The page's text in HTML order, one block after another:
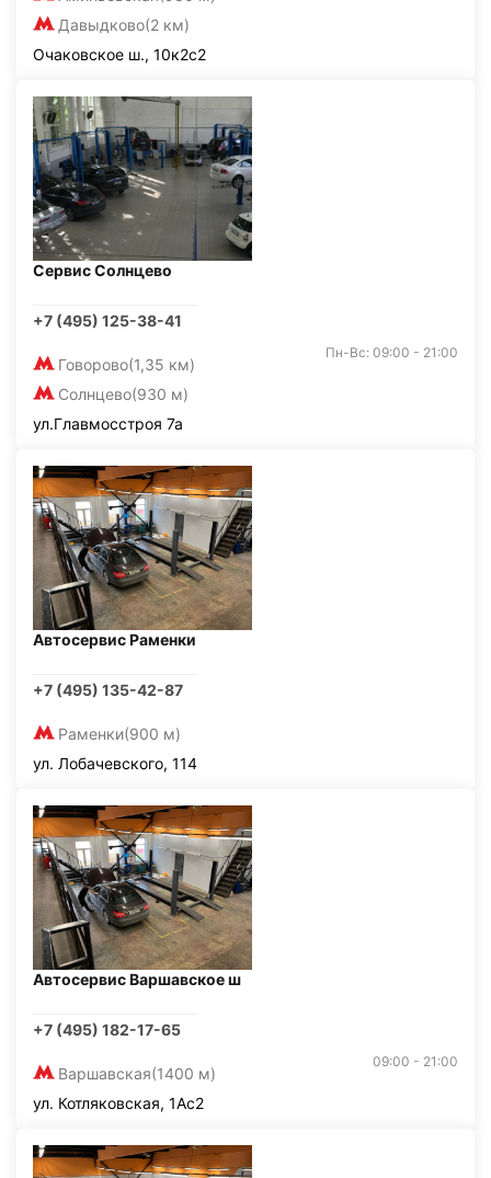
Давыдково(2 км)
Очаковское ш., 10к2с2
Сервис Солнцево
+7 (495) 125-38-41
Говорово(1,35 км)
Солнцево(930 м)
Пн-Вс: 09:00 - 21:00
ул.Главмосстроя 7а
Автосервис Раменки
+7 (495) 135-42-87
Раменки(900 м)
ул. Лобачевского, 114
Автосервис Варшавское ш
+7 (495) 182-17-65
Варшавская(1400 м)
09:00 - 21:00
ул. Котляковская, 1Ас2